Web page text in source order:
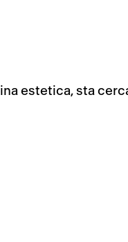
estetica, sta